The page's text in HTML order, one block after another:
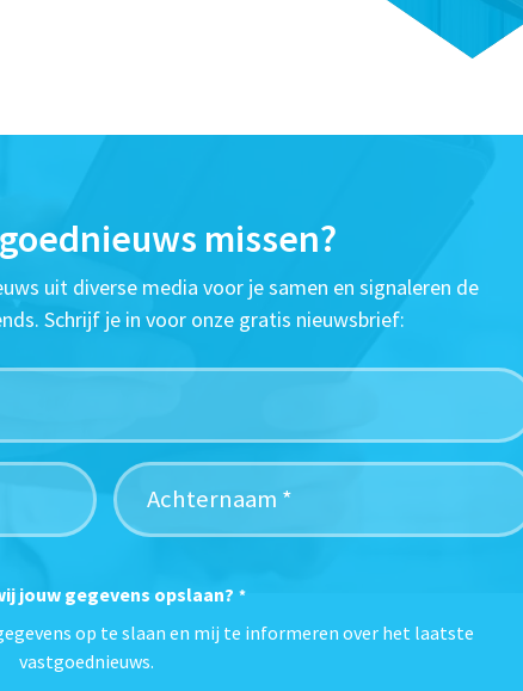
missen?
uit diverse media voor je samen en signaleren de
Schrijf je in voor onze gratis nieuwsbrief:
jouw gegevens opslaan? *
op te slaan en mij te informeren over het laatste
vastgoednieuws.